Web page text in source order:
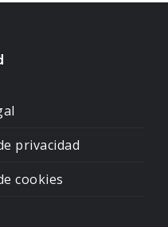
privacidad
cookies